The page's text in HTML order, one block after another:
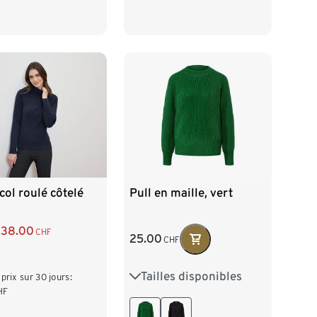
roulé côtelé
38.00 CHF
sur 30 jours:
Pull en maille, vert
25.00 CHF
Tailles disponibles
S 36/38 M 40/42
L 44/46